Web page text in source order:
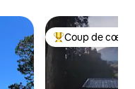
Coup de cœur
Coup de cœur